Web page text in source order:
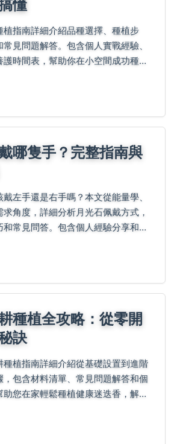
植指南詳細介紹品種選擇、種植步
見問題解答。包含個人實戰經驗、
時間表，幫助你在小空間成功種出
哪隻手？完整指南與
左手還是右手嗎？本文從能量學、
求角度，詳細分析月光石佩戴方式，
和常見問答。包含個人經驗分享和負
種植全攻略：從零開
訣
種植指南詳細介紹從基礎設置到進階
，包含材料清單、常見問題解答和個
助您在家輕鬆種植健康迷迭香，解決